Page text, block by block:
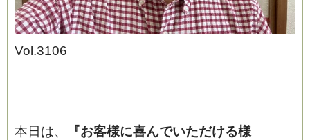
ブログ
Vol.3106
本日は、 『お客様に喜んでいただける様